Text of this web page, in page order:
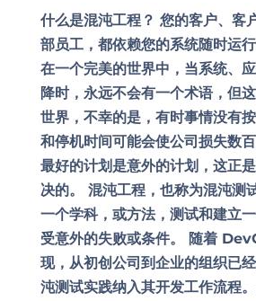
什么是混沌工程？ 您的客户、客
部员工，都依赖您的系统随时运行
在一个完美的世界中，当系统、
降时，永远不会有一个术语，但
世界，不幸的是，有时事情没有
和停机时间可能会使公司损失数
最好的计划是意外的计划，这正
决的。 混沌工程，也称为混沌测
一个学科，或方法，测试和建立
受意外的失败或条件。 随着
现，从初创公司到企业的组织已
沌测试实践纳入其开发工作流程